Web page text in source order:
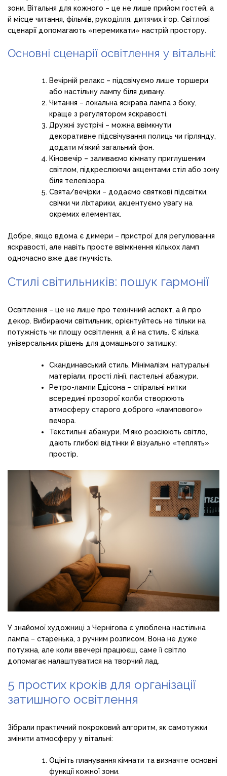
зони. Вітальня для кожного – це не лише прийом гостей, а
й місце читання, фільмів, рукоділля, дитячих ігор. Світлові
сценарії допомагають «перемикати» настрій простору.
Основні сценарії освітлення у вітальні:
Вечірній релакс – підсвічуємо лише торшери
або настільну лампу біля дивану.
Читання – локальна яскрава лампа з боку,
краще з регулятором яскравості.
Дружні зустрічі – можна ввімкнути
декоративне підсвічування полиць чи гірлянду,
додати м’який загальний фон.
Кіновечір – заливаємо кімнату приглушеним
світлом, підкреслюючи акцентами стіл або зону
біля телевізора.
Свята/вечірки – додаємо святкові підсвітки,
свічки чи ліхтарики, акцентуємо увагу на
окремих елементах.
Добре, якщо вдома є димери – пристрої для регулювання
яскравості, але навіть просте ввімкнення кількох ламп
одночасно вже дає гнучкість.
Стилі світильників: пошук гармонії
Освітлення – це не лише про технічний аспект, а й про
декор. Вибираючи світильник, орієнтуйтесь не тільки на
потужність чи площу освітлення, а й на стиль. Є кілька
універсальних рішень для домашнього затишку:
Скандинавський стиль. Мінімалізм, натуральні
матеріали, прості лінії, пастельні абажури.
Ретро-лампи Едісона – спіральні нитки
всередині прозорої колби створюють
атмосферу старого доброго «лампового»
вечора.
Текстильні абажури. М’яко розсіюють світло,
дають глибокі відтінки й візуально «теплять»
простір.
У знайомої художниці з Чернігова є улюблена настільна
лампа – старенька, з ручним розписом. Вона не дуже
потужна, але коли ввечері працюєш, саме її світло
допомагає налаштуватися на творчий лад.
5 простих кроків для організації
затишного освітлення
Зібрали практичний покроковий алгоритм, як самотужки
змінити атмосферу у вітальні:
Оцініть планування кімнати та визначте основні
функції кожної зони.